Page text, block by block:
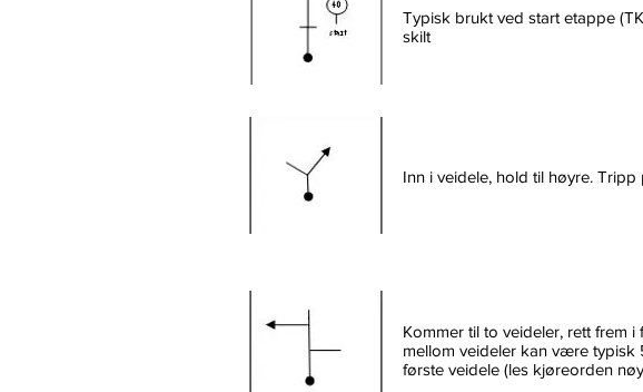
Typisk brukt ved start etappe
skilt
Inn i veidele, hold til høyre.
Kommer til to veideler, rett frem
mellom veideler kan være
første veidele (les kjøreorden